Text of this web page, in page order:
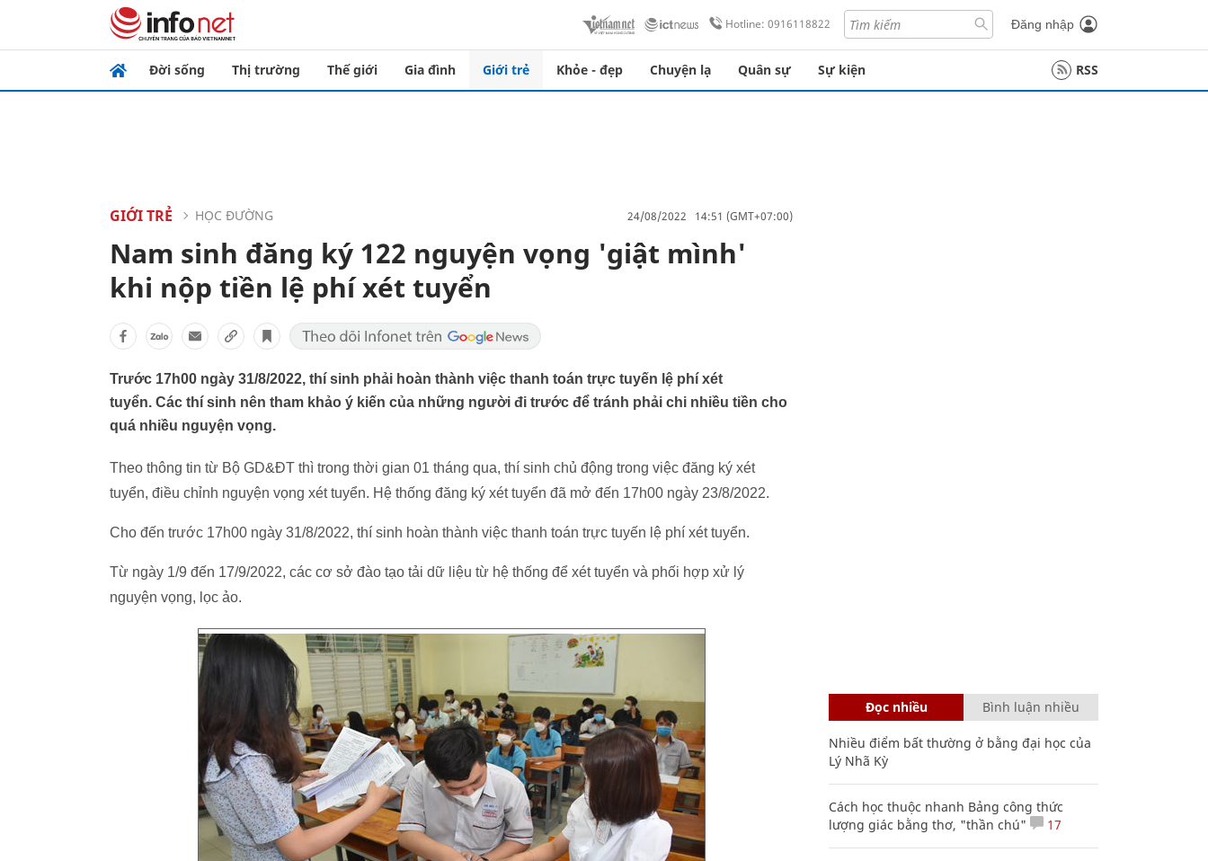
Hotline: 0916118822 Đăng nhập
Đời sống Thị trường Thế giới Gia đình Giới trẻ Khỏe - đẹp Chuyện lạ Quân sự Sự kiện RSS
GIỚI TRẺ HỌC ĐƯỜNG 24/08/2022 14:51 (GMT+07:00)
Nam sinh đăng ký 122 nguyện vọng 'giật mình'
khi nộp tiền lệ phí xét tuyển
Trước 17h00 ngày 31/8/2022, thí sinh phải hoàn thành việc thanh toán trực tuyến lệ phí xét
tuyển. Các thí sinh nên tham khảo ý kiến của những người đi trước để tránh phải chi nhiều tiền cho
quá nhiều nguyện vọng.
Theo thông tin từ Bộ GD&ĐT thì trong thời gian 01 tháng qua, thí sinh chủ động trong việc đăng ký xét
tuyển, điều chỉnh nguyện vọng xét tuyển. Hệ thống đăng ký xét tuyển đã mở đến 17h00 ngày 23/8/2022.
Cho đến trước 17h00 ngày 31/8/2022, thí sinh hoàn thành việc thanh toán trực tuyến lệ phí xét tuyển.
Từ ngày 1/9 đến 17/9/2022, các cơ sở đào tạo tải dữ liệu từ hệ thống để xét tuyển và phối hợp xử lý
nguyện vọng, lọc ảo.
Đọc nhiều Bình luận nhiều
Nhiều điểm bất thường ở bằng đại học của
Lý Nhã Kỳ
Cách học thuộc nhanh Bảng công thức
lượng giác bằng thơ, "thần chú"
17